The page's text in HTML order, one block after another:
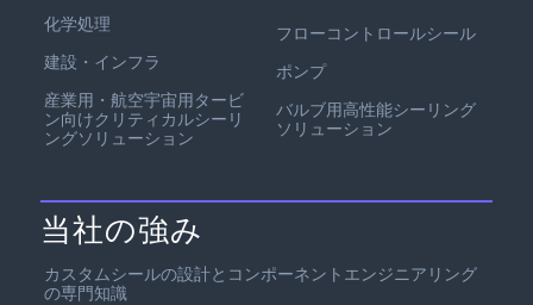
化学処理
建設・インフラ
産業用・航空宇宙用タービ
ン向けクリティカルシーリ
ングソリューション
フローコントロールシール
ポンプ
バルブ用高性能シーリング
ソリューション
当社の強み
カスタムシールの設計とコンポーネントエンジニアリング
の専門知識